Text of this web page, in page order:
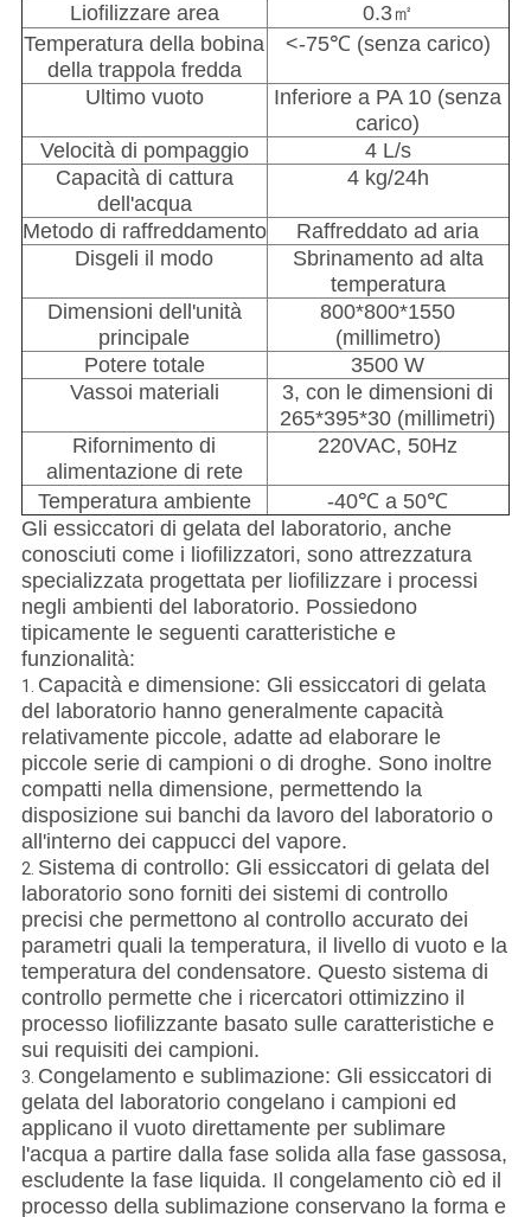
Liofilizzare area
0.3㎡
Temperatura della bobina
della trappola fredda
<-75℃ (senza carico)
Ultimo vuoto
Inferiore a PA 10 (senza
carico)
Velocità di pompaggio
4 L/s
Capacità di cattura
dell'acqua
4 kg/24h
Metodo di raffreddamento
Raffreddato ad aria
Disgeli il modo
Sbrinamento ad alta
temperatura
Dimensioni dell'unità
principale
800*800*1550
(millimetro)
Potere totale
3500 W
Vassoi materiali
3, con le dimensioni di
265*395*30 (millimetri)
Rifornimento di
alimentazione di rete
220VAC, 50Hz
Temperatura ambiente
-40℃ a 50℃
Gli essiccatori di gelata del laboratorio, anche
conosciuti come i liofilizzatori, sono attrezzatura
specializzata progettata per liofilizzare i processi
negli ambienti del laboratorio. Possiedono
tipicamente le seguenti caratteristiche e
funzionalità:
1. Capacità e dimensione: Gli essiccatori di gelata
del laboratorio hanno generalmente capacità
relativamente piccole, adatte ad elaborare le
piccole serie di campioni o di droghe. Sono inoltre
compatti nella dimensione, permettendo la
disposizione sui banchi da lavoro del laboratorio o
all'interno dei cappucci del vapore.
2. Sistema di controllo: Gli essiccatori di gelata del
laboratorio sono forniti dei sistemi di controllo
precisi che permettono al controllo accurato dei
parametri quali la temperatura, il livello di vuoto e la
temperatura del condensatore. Questo sistema di
controllo permette che i ricercatori ottimizzino il
processo liofilizzante basato sulle caratteristiche e
sui requisiti dei campioni.
3. Congelamento e sublimazione: Gli essiccatori di
gelata del laboratorio congelano i campioni ed
applicano il vuoto direttamente per sublimare
l'acqua a partire dalla fase solida alla fase gassosa,
escludente la fase liquida. Il congelamento ciò ed il
processo della sublimazione conservano la forma e